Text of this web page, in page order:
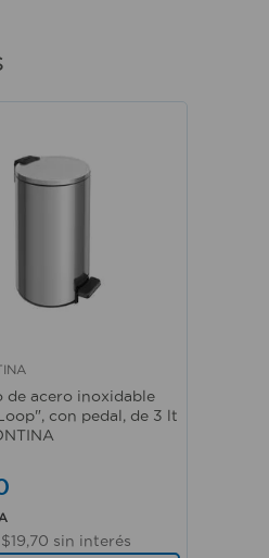
de acero inoxidable
con pedal, de 3 lt
$19,70 sin interés